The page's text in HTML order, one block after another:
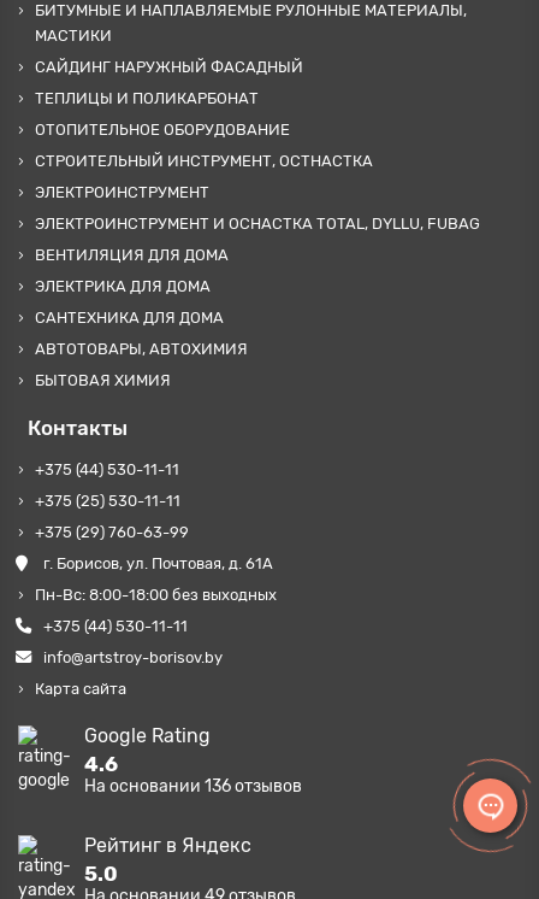
БИТУМНЫЕ И НАПЛАВЛЯЕМЫЕ РУЛОННЫЕ МАТЕРИАЛЫ,
МАСТИКИ
САЙДИНГ НАРУЖНЫЙ ФАСАДНЫЙ
ТЕПЛИЦЫ И ПОЛИКАРБОНАТ
ОТОПИТЕЛЬНОЕ ОБОРУДОВАНИЕ
СТРОИТЕЛЬНЫЙ ИНСТРУМЕНТ, ОСТНАСТКА
ЭЛЕКТРОИНСТРУМЕНТ
ЭЛЕКТРОИНСТРУМЕНТ И ОСНАСТКА TOTAL, DYLLU, FUBAG
ВЕНТИЛЯЦИЯ ДЛЯ ДОМА
ЭЛЕКТРИКА ДЛЯ ДОМА
САНТЕХНИКА ДЛЯ ДОМА
АВТОТОВАРЫ, АВТОХИМИЯ
БЫТОВАЯ ХИМИЯ
Контакты
+375 (44) 530-11-11
+375 (25) 530-11-11
+375 (29) 760-63-99
г. Борисов, ул. Почтовая, д. 61А
Пн-Вс: 8:00-18:00 без выходных
+375 (44) 530-11-11
info@artstroy-borisov.by
Карта сайта
Google Rating
4.6
На основании 136отзывов
Рейтинг в Яндекс
5.0